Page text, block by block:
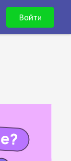
Войти